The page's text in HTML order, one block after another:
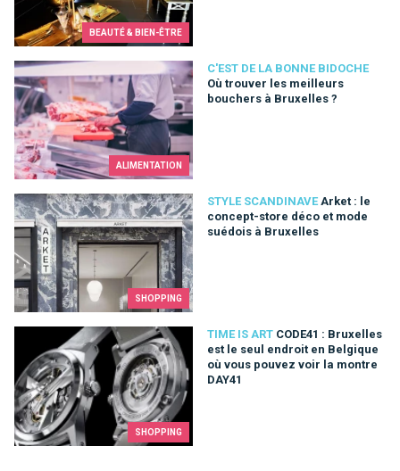
BEAUTÉ & BIEN-ÊTRE
ALIMENTATION
C'EST DE LA BONNE BIDOCHE
Où trouver les meilleurs
bouchers à Bruxelles ?
Où trouver les meilleurs bouchers à Bruxelles ?
SHOPPING
STYLE SCANDINAVE Arket : le
concept-store déco et mode
suédois à Bruxelles
Arket : le concept-store déco et mode suédois à Bruxelles
SHOPPING
TIME IS ART CODE41 : Bruxelles
est le seul endroit en Belgique
où vous pouvez voir la montre
DAY41
CODE41 : Bruxelles est le seul endroit en Belgique où vous